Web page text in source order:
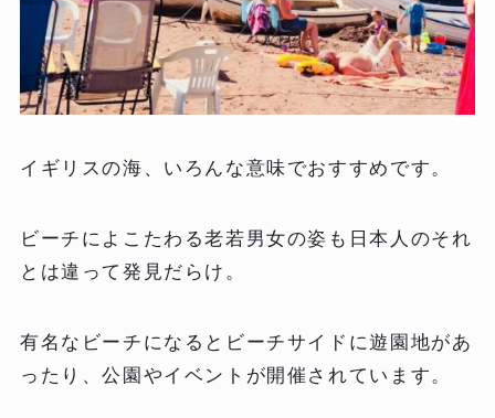
イギリスの海、いろんな意味でおすすめです。
ビーチによこたわる老若男女の姿も日本人のそれ
とは違って発見だらけ。
有名なビーチになるとビーチサイドに遊園地があ
ったり、公園やイベントが開催されています。